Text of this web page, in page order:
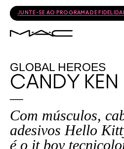
JUNTE-SE AO PROGRAMA DE
GLOBAL HEROES
CANDY KEN
Com músculos,
adesivos Hello
é o it boy